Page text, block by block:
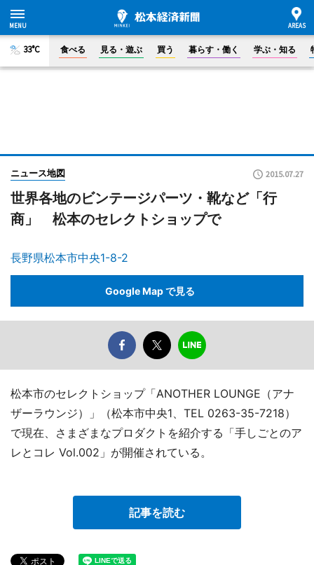
33°C 食べる 見る・遊ぶ 買う 暮らす・働く 学ぶ・知る
ニュース地図 2015.07.27
世界各地のビンテージパーツ・靴など「行
商」 松本のセレクトショップで
長野県松本市中央1-8-2
Google Map で見る
松本市のセレクトショップ「ANOTHER LOUNGE（アナ
ザーラウンジ）」（松本市中央1、TEL 0263-35-7218）
で現在、さまざまなプロダクトを紹介する「手しごとのア
レとコレ Vol.002」が開催されている。
記事を読む